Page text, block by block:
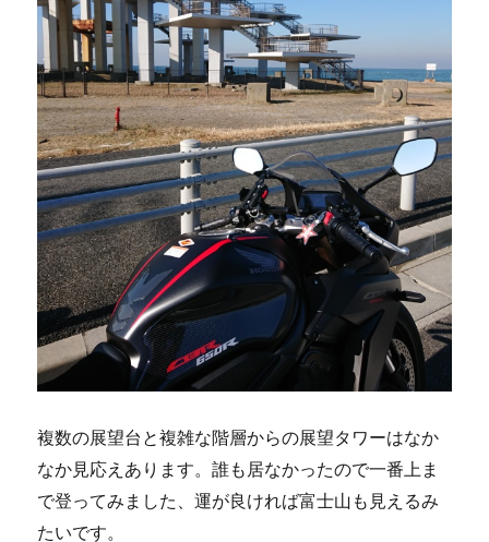
複数の展望台と複雑な階層からの展望タワーはなか
なか見応えあります。誰も居なかったので一番上ま
で登ってみました、運が良ければ富士山も見えるみ
たいです。